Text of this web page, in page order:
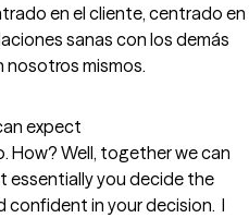
en el cliente, centrado en
sanas con los demás
nosotros mismos.
expect
How? Well, together we can
essentially you decide the
in your decision.  I